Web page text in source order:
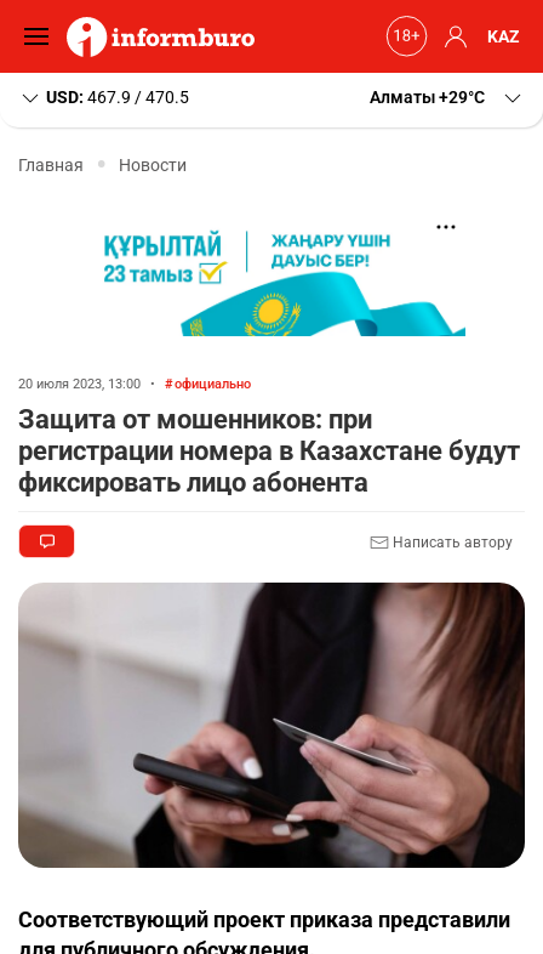
KAZ
USD: 467.9 / 470.5 Алматы+29 C
Главная Новости
20 июля 2023, 13:00 • официально
Защита от мошенников: при
регистрации номера в Казахстане будут
фиксировать лицо абонента
Написать автору
Соответствующий проект приказа представили